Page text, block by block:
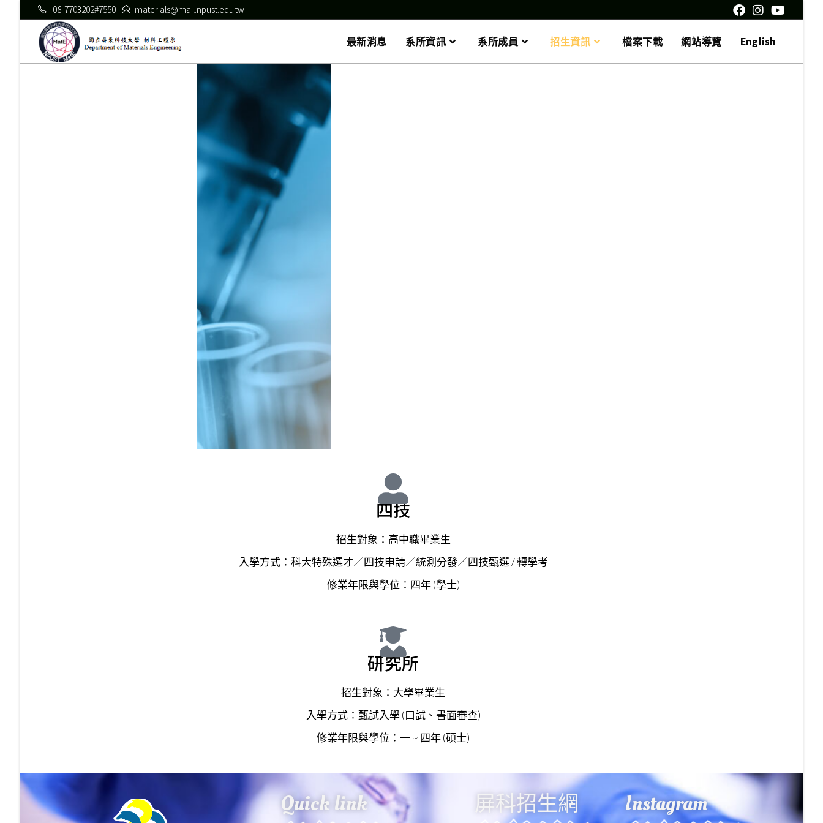
08-7703202#7550 materials@mail.npust.edu.tw
最新消息 系所資訊 系所成員 招生資訊 檔案下載 網站導覽 English
四技
招生對象：高中職畢業生
入學方式：科大特殊選才／四技申請／統測分發／四技甄選 / 轉學考
修業年限與學位：四年 (學士)
研究所
招生對象：大學畢業生
入學方式：甄試入學 (口試、書面審查)
修業年限與學位：一 ~ 四年 (碩士)
Quick link 屏科招生網 Instagram